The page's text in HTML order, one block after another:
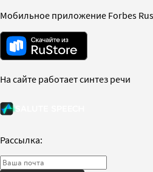
Мобильное приложение Forbes
На сайте работает синтез речи
Рассылка: